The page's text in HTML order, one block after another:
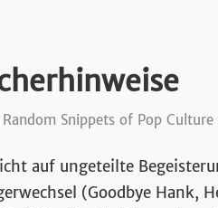
Random Snippets of Pop Culture
auf ungeteilte
(Goodbye Hank,